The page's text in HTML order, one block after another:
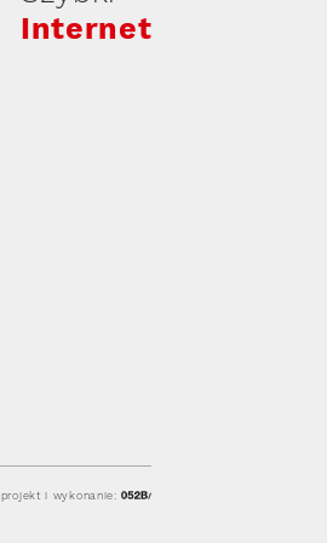
Internet
projekt i wykonanie: